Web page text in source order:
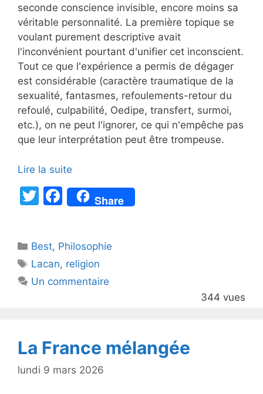
seconde conscience invisible, encore moins sa
véritable personnalité. La première topique se
voulant purement descriptive avait
l'inconvénient pourtant d'unifier cet inconscient.
Tout ce que l'expérience a permis de dégager
est considérable (caractère traumatique de la
sexualité, fantasmes, refoulements-retour du
refoulé, culpabilité, Oedipe, transfert, surmoi,
etc.), on ne peut l'ignorer, ce qui n'empêche pas
que leur interprétation peut être trompeuse.
Lire la suite
T
er
F
a
e
b
o
Share
Catégories
Best, Philosophie
Étiquettes
Lacan, religion
Un commentaire
344 vues
La France mélangée
lundi 9 mars 2026